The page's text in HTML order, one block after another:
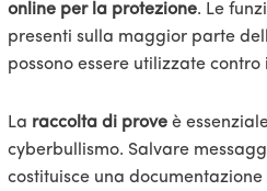
online per la protezione. Le
presenti sulla maggior parte
possono essere utilizzate contro
La raccolta di prove è
cyberbullismo. Salvare
costituisce una